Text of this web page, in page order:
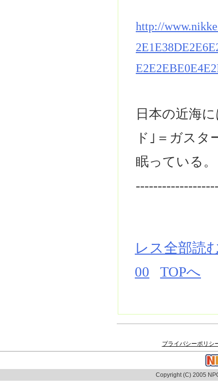
http://
日本の近海
ド｣＝ガス
眠っている。
レス全部読
00
TOPへ
プライバシーポリシ
Copyright (C) 2005